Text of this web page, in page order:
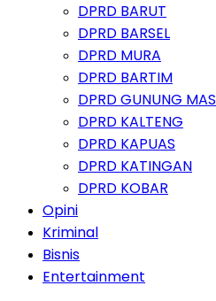
DPRD BARUT
DPRD BARSEL
DPRD MURA
DPRD BARTIM
DPRD GUNUNG MAS
DPRD KALTENG
DPRD KAPUAS
DPRD KATINGAN
DPRD KOBAR
Opini
Kriminal
Bisnis
Entertainment